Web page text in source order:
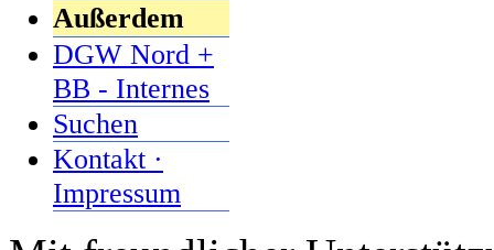
Außerdem
DGW Nord +
BB - Internes
Suchen
Kontakt ·
Impressum